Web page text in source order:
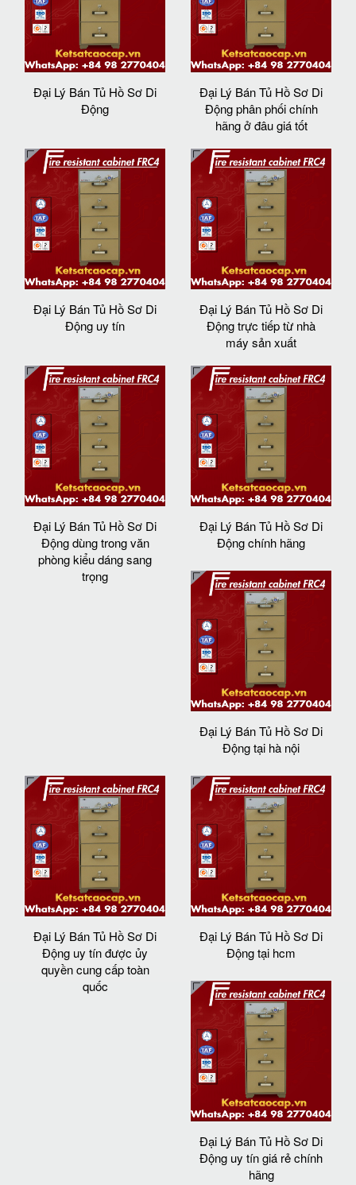
Đại Lý Bán Tủ Hồ Sơ Di
Động
Đại Lý Bán Tủ Hồ Sơ Di
Động phân phối chính
hãng ở đâu giá tốt
Đại Lý Bán Tủ Hồ Sơ Di
Động uy tín
Đại Lý Bán Tủ Hồ Sơ Di
Động trực tiếp từ nhà
máy sản xuất
Đại Lý Bán Tủ Hồ Sơ Di
Động dùng trong văn
phòng kiểu dáng sang
trọng
Đại Lý Bán Tủ Hồ Sơ Di
Động chính hãng
Đại Lý Bán Tủ Hồ Sơ Di
Động tại hà nội
Đại Lý Bán Tủ Hồ Sơ Di
Động uy tín được ủy
quyền cung cấp toàn
quốc
Đại Lý Bán Tủ Hồ Sơ Di
Động tại hcm
Đại Lý Bán Tủ Hồ Sơ Di
Động uy tín giá rẻ chính
hãng